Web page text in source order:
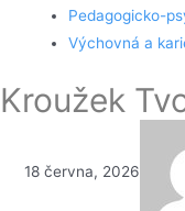
Pedagogicko-
Výchovná a
Kroužek
18 června, 2026